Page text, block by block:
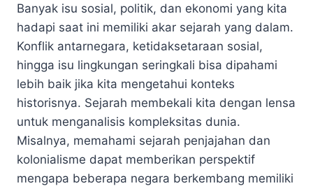
Banyak isu sosial, politik, dan ekonomi yang kita
hadapi saat ini memiliki akar sejarah yang dalam.
Konflik antarnegara, ketidaksetaraan sosial,
hingga isu lingkungan seringkali bisa dipahami
lebih baik jika kita mengetahui konteks
historisnya. Sejarah membekali kita dengan lensa
untuk menganalisis kompleksitas dunia.
Misalnya, memahami sejarah penjajahan dan
kolonialisme dapat memberikan perspektif
mengapa beberapa negara berkembang memiliki